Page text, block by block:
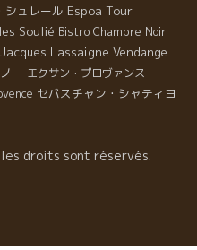
シュレール Espoa Tour
Soulié Bistro Chambre Noir
Lassaigne Vendange
ー エクサン・プロヴァンス
セバスチャン・シャティヨ
droits sont réservés.